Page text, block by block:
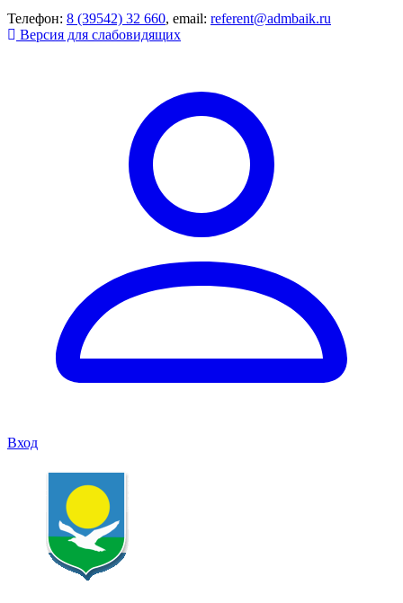
Телефон: 8 (39542) 32 660, email: referent@admbaik.ru
Версия для слабовидящих
Вход